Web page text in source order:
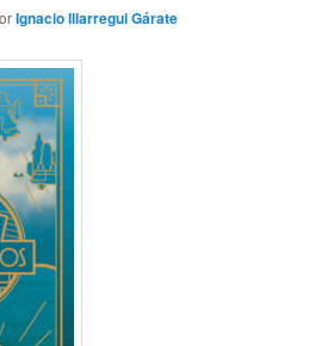
Ignacio Illarregui Gárate